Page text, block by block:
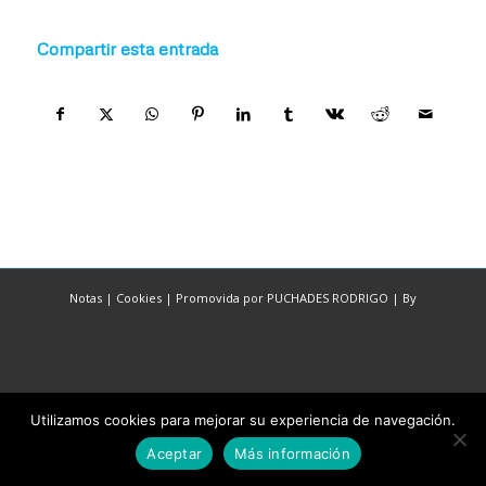
Compartir esta entrada
Notas| Cookies| Promovida por PUCHADES RODRIGO | By
Utilizamos cookies para mejorar su experiencia de navegación.
Aceptar
Más información